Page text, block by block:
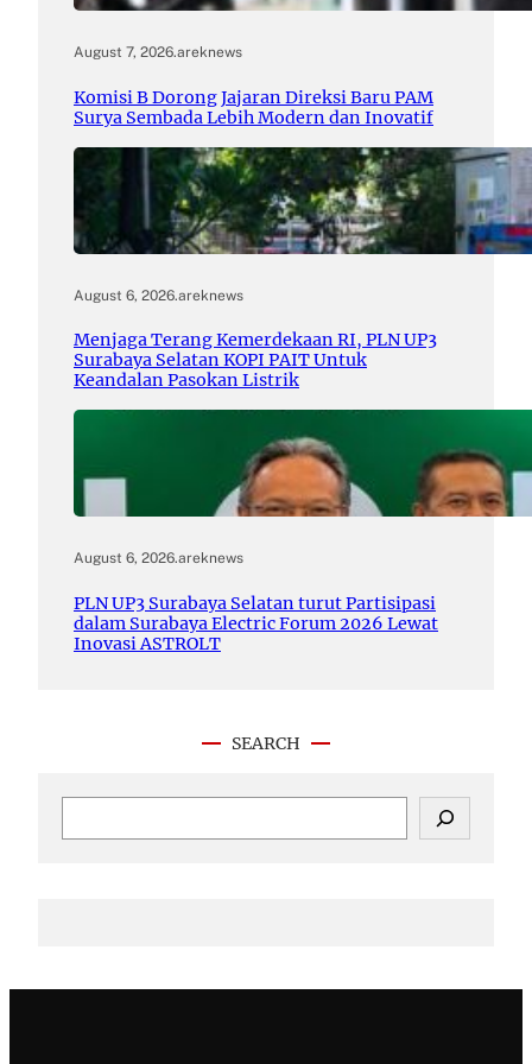
August 7, 2026.areknews
Komisi B Dorong Jajaran Direksi Baru PAM
Surya Sembada Lebih Modern dan Inovatif
August 6, 2026.areknews
Menjaga Terang Kemerdekaan RI, PLN UP3
Surabaya Selatan KOPI PAIT Untuk
Keandalan Pasokan Listrik
August 6, 2026.areknews
PLN UP3 Surabaya Selatan turut Partisipasi
dalam Surabaya Electric Forum 2026 Lewat
Inovasi ASTROLT
SEARCH